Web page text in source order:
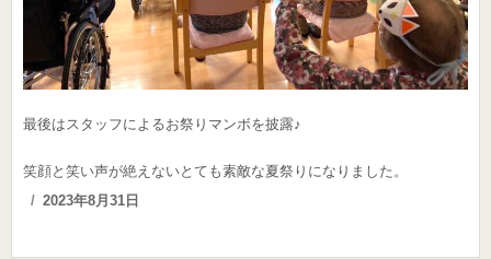
最後はスタッフによるお祭りマンボを披露♪
笑顔と笑い声が絶えないとても素敵な夏祭りになりました。
Posted
2023年8月31日